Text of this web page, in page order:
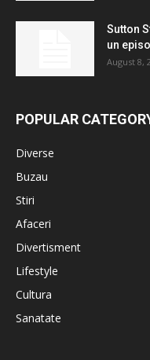
Sutton
un
August 8,
POPULAR
Diverse
Buzau
Stiri
Afaceri
Divertisment
Lifestyle
Cultura
Sanatate